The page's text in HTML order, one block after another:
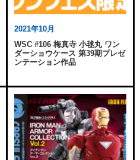
2021年10月
WSC #106 梅真寺 小毬丸 ワン
ダーショウケース 第39期プレゼ
ンテーション作品